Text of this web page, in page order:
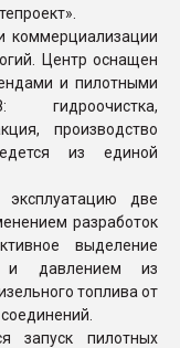
коммерциализации
Центр оснащен
и пилотными
гидроочистка,
производство
из единой
две
разработок
выделение
и давлением из
топлива от
запуск пилотных